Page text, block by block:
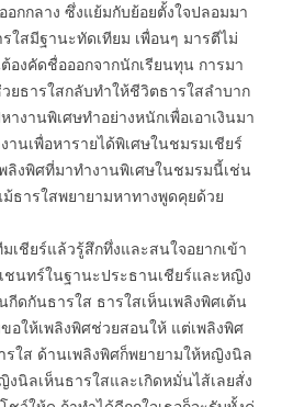
กกลาง ซึ่งแย้มกับย้อยตั้งใจปลอมมา
ใสมีฐานะทัดเทียม เพื่อนๆ มารตีไม่
องคัดชื่อออกจากนักเรียนทุน การมา
ยธารใสกลับทำให้ชีวิตธารใสลำบาก
งานพิเศษทำอย่างหนักเพื่อเอาเงินมา
านเพื่อหารายได้พิเศษในชมรมเชียร์
ลิงพิศที่มาทำงานพิเศษในชมรมนี้เช่น
ธารใสพยายามหาทางพูดคุยด้วย
เชียร์แล้วรู้สึกทึ่งและสนใจอยากเข้า
ชนทร์ในฐานะประธานเชียร์และหญิง
ดกันธารใส ธารใสเห็นเพลิงพิศเต้น
อให้เพลิงพิศช่วยสอนให้ แต่เพลิงพิศ
รใส ด้านเพลิงพิศก็พยายามให้หญิงนิล
งนิลเห็นธารใสและเกิดหมั่นไส้เลยสั่ง